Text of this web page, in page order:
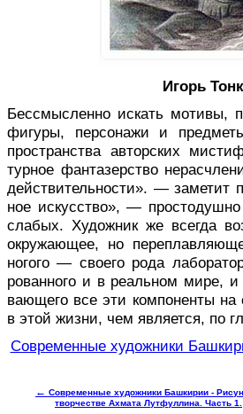
Игорь
Бессмысленно искать мотивы,
фигуры, персонажи и
пространства авторских
турное фантазерство
действительности». — заметит
ное искусство», —
слабых. Художник же всегда
окружающее, но
ногого — своего рода
рованного и в реальном мире,
вающего все эти компоненты
в этой жизни, чем является, по
Современные художники
← Современные художники Башкирии -
творчестве Ахмата Лутфуллина. Часть 1.